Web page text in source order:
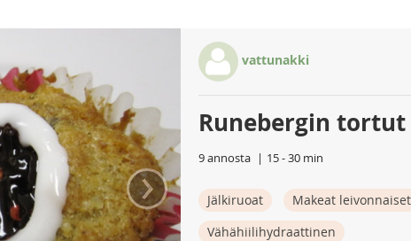
›
vattunakki
Runebergin
9 annosta 15 - 30 min
Jälkiruoat Makeat leivonnaiset
Vähähiilihydraattinen